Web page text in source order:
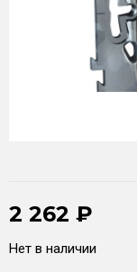
2 262 ₽
Нет в наличии